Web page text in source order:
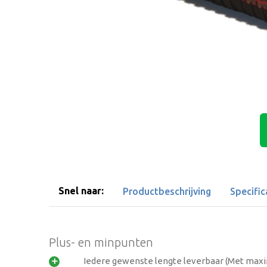
Snel naar: Productbeschrijving
Plus- en minpunten
 Iedere gewenste lengte leverbaar (Met